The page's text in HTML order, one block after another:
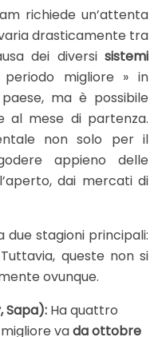
richiede un’attenta
drasticamente tra
dei diversi sistemi
migliore » in
ma è possibile
al mese di partenza.
non solo per il
appieno delle
dai mercati di
due stagioni principali:
queste non si
ovunque.
Sapa): Ha quattro
vada ottobre